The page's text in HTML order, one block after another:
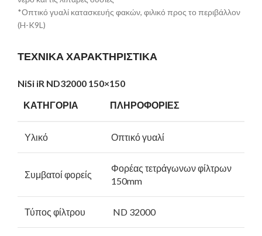
*Οπτικό γυαλί κατασκευής φακών, φιλικό προς το περιβάλλον
(H-K9L)
ΤΕΧΝΙΚΑ ΧΑΡΑΚΤΗΡΙΣΤΙΚΑ
NiSi iR ND32000 150×150
ΚΑΤΗΓΟΡΙΑ ΠΛΗΡΟΦΟΡΙΕΣ
Υλικό Οπτικό γυαλί
Συμβατοί φορείς
Φορέας τετράγωνων φίλτρων
150mm
Τύπος φίλτρου ND 32000